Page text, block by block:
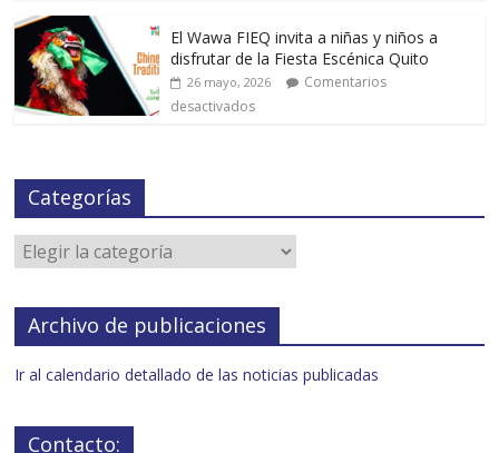
El Wawa FIEQ invita a niñas y niños a
disfrutar de la Fiesta Escénica Quito
26 mayo, 2026
Comentarios
desactivados
Categorías
Archivo de publicaciones
Ir al calendario detallado de las noticias publicadas
Contacto: